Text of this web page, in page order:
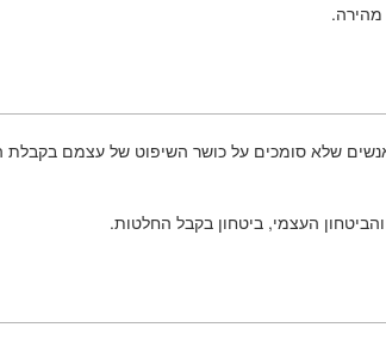
מהירה.
שלא סומכים על כושר השיפוט של עצמם
והביטחון העצמי, ביטחון בקבל החלטות.